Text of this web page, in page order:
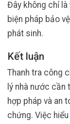
Đây không chỉ
biện pháp bảo
phát sinh.
Kết luận
Thanh tra công
lý nhà nước cần
hợp pháp và an
chứng. Việc